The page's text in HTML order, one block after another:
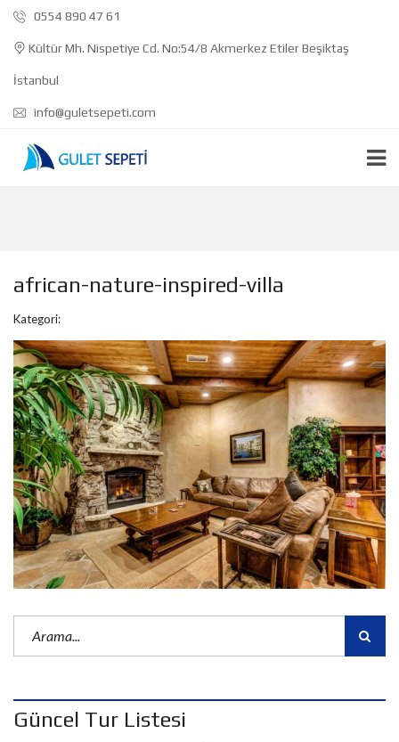
0554 890 47 61
Kültür Mh. Nispetiye Cd. No:54/8 Akmerkez Etiler Beşiktaş
İstanbul
info@guletsepeti.com
african-nature-inspired-villa
Kategori:
Güncel Tur Listesi